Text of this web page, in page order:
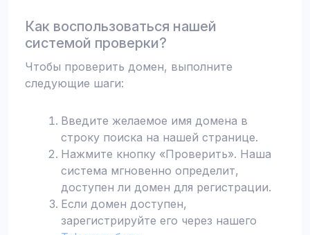
Как воспользоваться нашей
системой проверки?
Чтобы проверить домен, выполните
следующие шаги:
Введите желаемое имя домена в
строку поиска на нашей странице.
Нажмите кнопку «Проверить». Наша
система мгновенно определит,
доступен ли домен для регистрации.
Если домен доступен,
зарегистрируйте его через нашего